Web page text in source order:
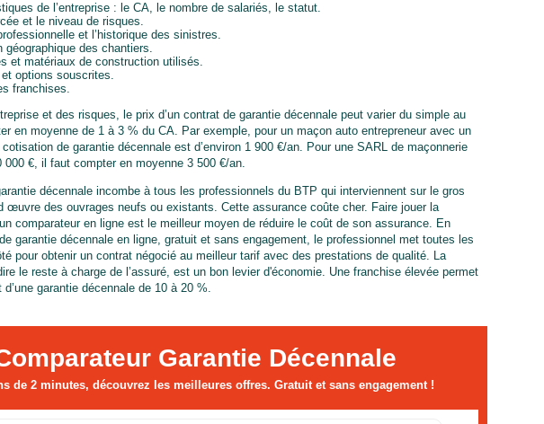
de l’entreprise : le CA, le nombre de salariés, le statut.
et le niveau de risques.
et l’historique des sinistres.
géographique des chantiers.
et matériaux de construction utilisés.
options souscrites.
franchises.
et des risques, le prix d’un contrat de garantie décennale peut varier du simple au
en moyenne de 1 à 3 % du CA. Par exemple, pour un maçon auto entrepreneur avec un
de garantie décennale est d’environ 1 900 €/an. Pour une SARL de maçonnerie
000 €, il faut compter en moyenne 3 500 €/an.
décennale incombe à tous les professionnels du BTP qui interviennent sur le gros
des ouvrages neufs ou existants. Cette assurance coûte cher. Faire jouer la
comparateur en ligne est le meilleur moyen de réduire le coût de son assurance. En
garantie décennale en ligne, gratuit et sans engagement, le professionnel met toutes les
pour obtenir un contrat négocié au meilleur tarif avec des prestations de qualité. La
le reste à charge de l’assuré, est un bon levier d'économie. Une franchise élevée permet
garantie décennale de 10 à 20 %.
Garantie Décennale
de 2 minutes, découvrez les meilleures offres. Gratuit et sans engagement !